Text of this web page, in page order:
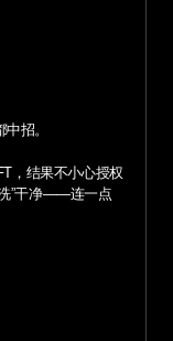
招。
，结果不小心授权
”干净——连一点